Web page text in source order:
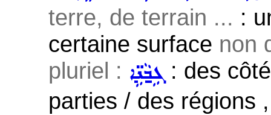
terre, de terrain ... :
certaine surface non
pluriel : ܓܹܒܵܢܹ̈ܐ : des
parties / des régions